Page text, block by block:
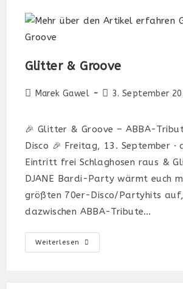
Glitter & Groove
Beitrags-
Marek Gawel
Beitrag
3. September
🎉 Glitter & Groove – ABBA-
Disco 🎉 Freitag, 13. September ·
Eintritt frei Schlaghosen raus &
DJANE Bardi-Party wärmt euch
größten 70er-Disco/Partyhits auf,
dazwischen ABBA-Tribute…
Weiterlesen
Glitter
&